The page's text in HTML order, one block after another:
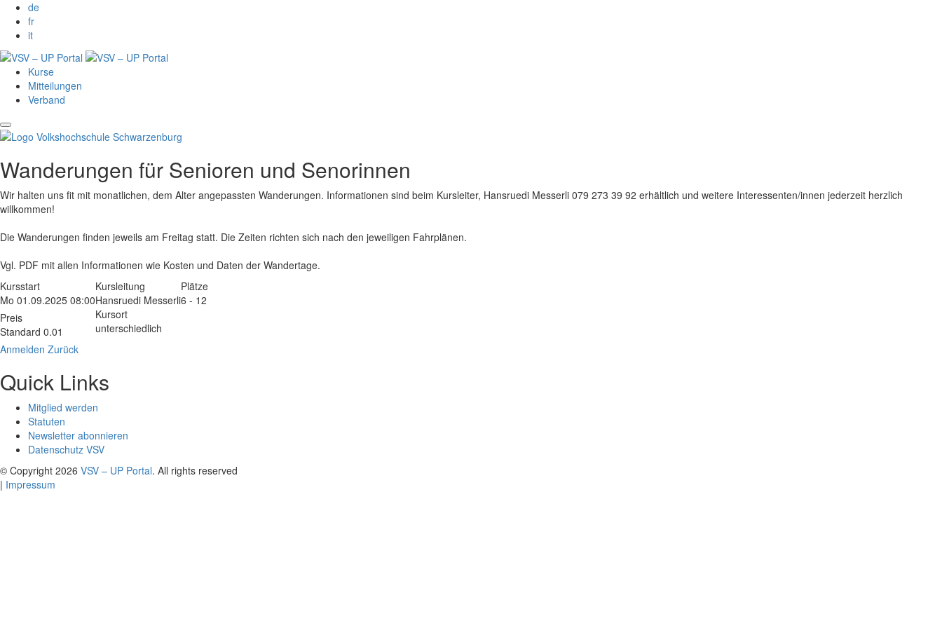
de
fr
it
Kurse
Mitteilungen
Verband
Wanderungen für Senioren und Senorinnen
Wir halten uns fit mit monatlichen, dem Alter angepassten Wanderungen. Informationen sind beim Kursleiter, Hansruedi Messerli 079 273 39 92 erhältlich und weitere Interessenten/innen jederzeit herzlich
willkommen!
Die Wanderungen finden jeweils am Freitag statt. Die Zeiten richten sich nach den jeweiligen Fahrplänen.
Vgl. PDF mit allen Informationen wie Kosten und Daten der Wandertage.
Kursstart
Mo 01.09.2025 08:00
Kursleitung
Hansruedi Messerli
Plätze
6 - 12
Preis
Standard 0.01
Kursort
unterschiedlich
Anmelden Zurück
Quick Links
Mitglied werden
Statuten
Newsletter abonnieren
Datenschutz VSV
© Copyright 2026 VSV – UP Portal. All rights reserved
| Impressum